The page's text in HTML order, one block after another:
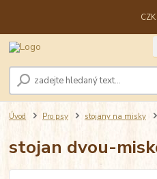
Úvod Pro psy stojany na misky
stojan dvou-